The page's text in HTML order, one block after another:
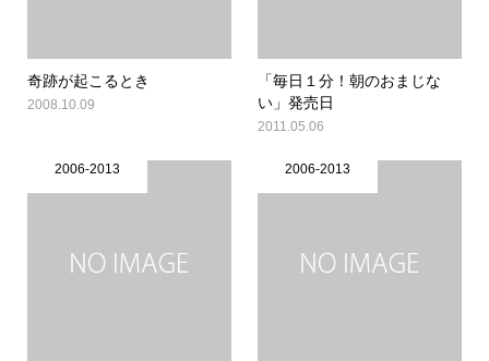
奇跡が起こるとき
2008.10.09
「毎日１分！朝のおまじな
い」発売日
2011.05.06
2006-2013 2006-2013